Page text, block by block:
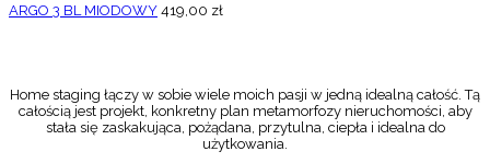
ARGO 3 BL MIODOWY 419,00 zł
Home staging łączy w sobie wiele moich pasji w jedną idealną całość. Tą
całością jest projekt, konkretny plan metamorfozy nieruchomości, aby
stała się zaskakująca, pożądana, przytulna, ciepła i idealna do
użytkowania.